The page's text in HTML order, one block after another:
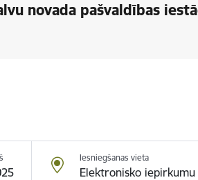
novada pašvaldības
Iesniegšanas vieta
Elektronisko iepirkumu